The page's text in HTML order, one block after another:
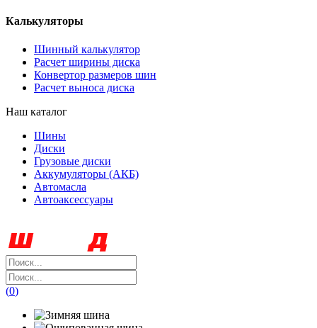
Калькуляторы
Шинный калькулятор
Расчет ширины диска
Конвертор размеров шин
Расчет выноса диска
Наш каталог
Шины
Диски
Грузовые диски
Аккумуляторы (АКБ)
Автомасла
Автоаксессуары
(0)